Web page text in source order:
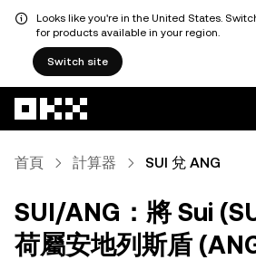
Looks like you're in the United States.
for products available in your region.
Switch site
首頁 計算器 SUI 兌 ANG
SUI/ANG：將 Sui
荷屬安地列斯盾